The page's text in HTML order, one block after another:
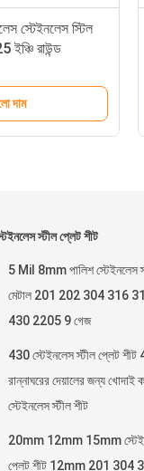
স্টেইনলেস স্টিল
রাউন্ড
দাম
স্টীল প্লেট শীট
5 Mil 8mm পালিশ স্টেইনলেস
মেটাল 201 202 304 316
430 2205 9 গেজ
430 স্টেইনলেস স্টীল প্লেট
রান্নাঘরের দেয়ালের জন্য খোদাই
স্টেইনলেস স্টীল শীট
20mm 12mm 15mm
প্লেট শীট 12mm 201 304